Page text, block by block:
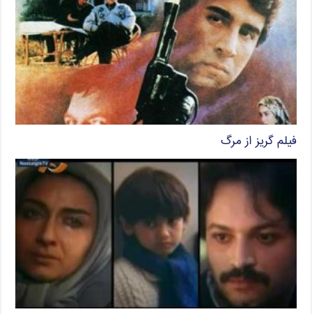
فیلم گریز از مرگ